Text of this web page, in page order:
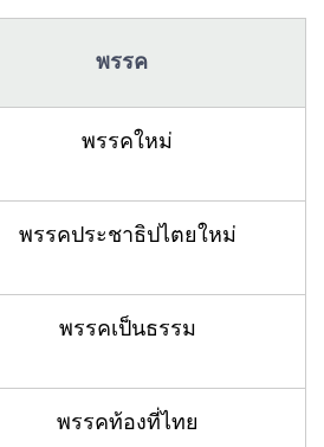
พรรค
พรรคใหม่
พรรคประชาธิปไตยใหม่
พรรคเป็นธรรม
พรรคท้องที่ไทย